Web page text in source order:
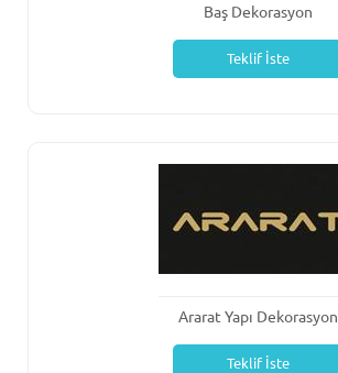
Baş Dekorasyon
Teklif İste
Ararat Yapı Dekorasyon
Teklif İste